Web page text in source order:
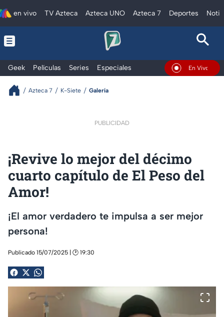
en vivo TV Azteca Azteca UNO Azteca 7 Deportes
Geek Películas Series Especiales En Vivo
Azteca 7 K-Siete Galería
PUBLICIDAD
¡Revive lo mejor del décimo
cuarto capítulo de El Peso del
Amor!
¡El amor verdadero te impulsa a ser mejor
persona!
Publicado 15/07/2025 | 🕑 19:30